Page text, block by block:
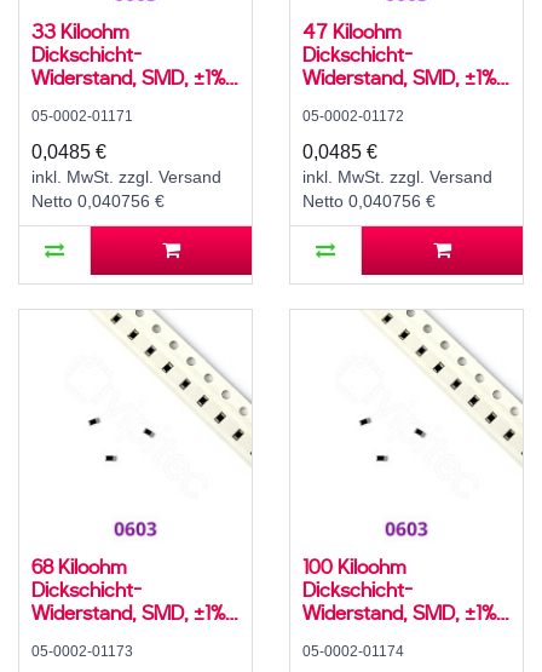
33 Kiloohm
Dickschicht-
Widerstand, SMD, ±1%,
°C, 0603
05-0002-01171
0,0485 €
inkl. MwSt. zzgl. Versand
Netto 0,040756 €
47 Kiloohm
Dickschicht-
Widerstand, SMD, ±1%,
°C, 0603
05-0002-01172
0,0485 €
inkl. MwSt. zzgl. Versand
Netto 0,040756 €
68 Kiloohm
Dickschicht-
Widerstand, SMD, ±1%,
°C, 0603
05-0002-01173
100 Kiloohm
Dickschicht-
Widerstand, SMD, ±1%,
°C, 0603
05-0002-01174